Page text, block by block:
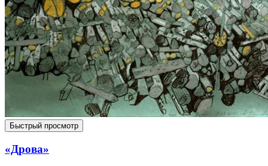
Быстрый просмотр
«Дрова»